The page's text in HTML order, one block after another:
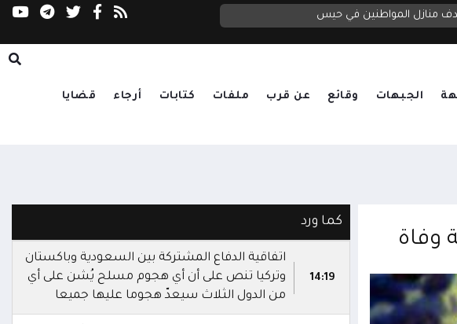
منازل المواطنين في حيس
الجبهات وقائع عن قرب ملفات كتابات أرجاء قضايا
وفاة
كما ورد
14:19
اتفاقية الدفاع المشتركة بين السعودية وباكستان
وتركيا تنص على أن أي هجوم مسلح يُشن على أي
من الدول الثلاث سيعدّ هجوما عليها جميعا